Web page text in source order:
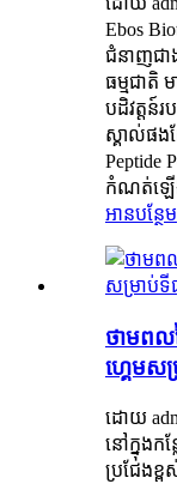
Ebos
ជំនាញជា
ធម្មជាតិ
បដិវត្តន៍
ស្គាល់ផង
Peptide
កំណត់ឡើង
អានបន្ថែម
ថាមពល
ហ្គេមសម្
ដោយ
នៅក្នុងក
ប្រជែងខ្